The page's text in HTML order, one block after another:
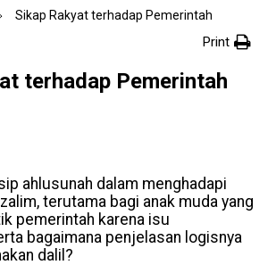
Sikap Rakyat terhadap Pemerintah
Print
terhadap Pemerintah
ahlusunah dalam menghadapi
terutama bagi anak muda yang
pemerintah karena isu
bagaimana penjelasan logisnya
dalil?